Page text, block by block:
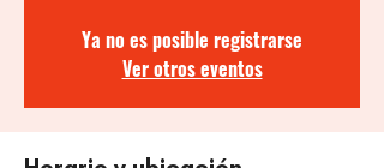
Ya no es posible registrarse
Ver otros eventos